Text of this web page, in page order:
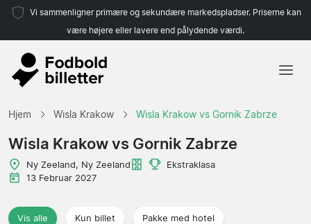
Vi sammenligner primære og sekundære markedspladser. Priserne kan
være højere eller lavere end pålydende værdi.
Hjem Wisla Krakow Wisla Krakow vs Gornik Zabrze
Wisla Krakow vs Gornik Zabrze
Ny Zeeland, Ny Zeeland
Ekstraklasa
13 Februar 2027
Vis alle Kun billet Pakke med hotel